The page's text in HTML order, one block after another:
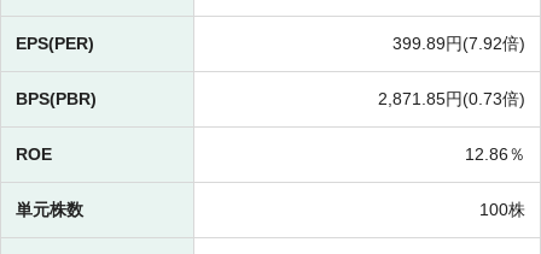
EPS(PER) 399.89円(7.92倍)
BPS(PBR) 2,871.85円(0.73倍)
ROE 12.86％
単元株数 100株